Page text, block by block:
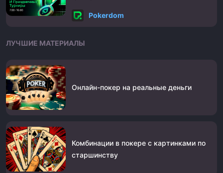
Pokerdom
ЛУЧШИЕ МАТЕРИАЛЫ
Онлайн-покер на реальные деньги
Комбинации в покере с картинками по
старшинству